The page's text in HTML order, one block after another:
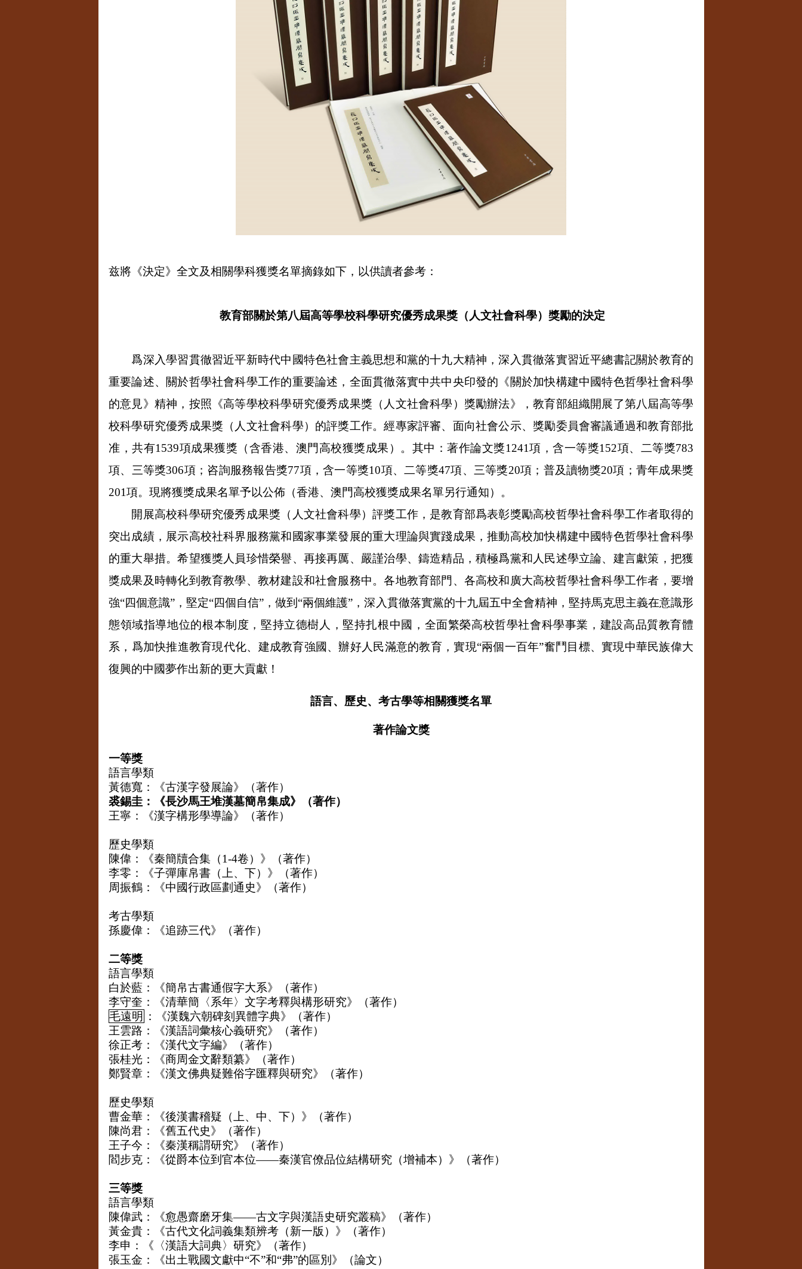
兹將《決定》全文及相關學科獲獎名單摘錄如下，以供讀者參考：
教育部關於第八屆高等學校科學研究優秀成果獎（人文社會科學）獎勵的決定
爲深入學習貫徹習近平新時代中國特色社會主義思想和黨的十九大精神，深入貫徹落實習近平總書記關於教育的
重要論述、關於哲學社會科學工作的重要論述，全面貫徹落實中共中央印發的《關於加快構建中國特色哲學社會科學
的意見》精神，按照《高等學校科學研究優秀成果獎（人文社會科學）獎勵辦法》，教育部組織開展了第八屆高等學
校科學研究優秀成果獎（人文社會科學）的評獎工作。經專家評審、面向社會公示、獎勵委員會審議通過和教育部批
准，共有1539項成果獲獎（含香港、澳門高校獲獎成果）。其中：著作論文獎1241項，含一等獎152項、二等獎783
項、三等獎306項；咨詢服務報告獎77項，含一等獎10項、二等獎47項、三等獎20項；普及讀物獎20項；青年成果獎
201項。現將獲獎成果名單予以公佈（香港、澳門高校獲獎成果名單另行通知）。
開展高校科學研究優秀成果獎（人文社會科學）評獎工作，是教育部爲表彰獎勵高校哲學社會科學工作者取得的
突出成績，展示高校社科界服務黨和國家事業發展的重大理論與實踐成果，推動高校加快構建中國特色哲學社會科學
的重大舉措。希望獲獎人員珍惜榮譽、再接再厲、嚴謹治學、鑄造精品，積極爲黨和人民述學立論、建言獻策，把獲
獎成果及時轉化到教育教學、教材建設和社會服務中。各地教育部門、各高校和廣大高校哲學社會科學工作者，要增
強“四個意識”，堅定“四個自信”，做到“兩個維護”，深入貫徹落實黨的十九屆五中全會精神，堅持馬克思主義在意識形
態領域指導地位的根本制度，堅持立德樹人，堅持扎根中國，全面繁榮高校哲學社會科學事業，建設高品質教育體
系，爲加快推進教育現代化、建成教育強國、辦好人民滿意的教育，實現“兩個一百年”奮鬥目標、實現中華民族偉大
復興的中國夢作出新的更大貢獻！
語言、歷史、考古學等相關獲獎名單
著作論文獎
一等獎
語言學類
黃德寬：《古漢字發展論》（著作）
裘錫圭：《長沙馬王堆漢墓簡帛集成》（著作）
王寧：《漢字構形學導論》（著作）
歷史學類
陳偉：《秦簡牘合集（1-4卷）》（著作）
李零：《子彈庫帛書（上、下）》（著作）
周振鶴：《中國行政區劃通史》（著作）
考古學類
孫慶偉：《追跡三代》（著作）
二等獎
語言學類
白於藍：《簡帛古書通假字大系》（著作）
李守奎：《清華簡〈系年〉文字考釋與構形研究》（著作）
毛遠明
：《漢魏六朝碑刻異體字典》（著作）
王雲路：《漢語詞彙核心義研究》（著作）
徐正考：《漢代文字編》（著作）
張桂光：《商周金文辭類纂》（著作）
鄭賢章：《漢文佛典疑難俗字匯釋與研究》（著作）
歷史學類
曹金華：《後漢書稽疑（上、中、下）》（著作）
陳尚君：《舊五代史》（著作）
王子今：《秦漢稱謂研究》（著作）
閻步克：《從爵本位到官本位——秦漢官僚品位結構研究（增補本）》（著作）
三等獎
語言學類
陳偉武：《愈愚齋磨牙集——古文字與漢語史研究叢稿》（著作）
黃金貴：《古代文化詞義集類辨考（新一版）》（著作）
李申：《〈漢語大詞典〉研究》（著作）
張玉金：《出土戰國文獻中“不”和“弗”的區別》（論文）